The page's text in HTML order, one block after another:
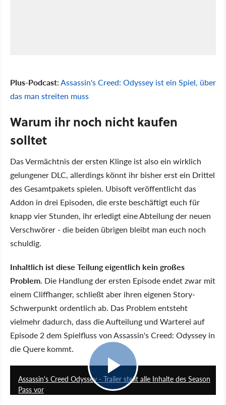
Plus-Podcast:Assassin's Creed: Odyssey ist ein Spiel, über
das man streiten muss
Warum ihr noch nicht kaufen
solltet
Das Vermächtnis der ersten Klinge ist also ein wirklich
gelungener DLC, allerdings könnt ihr bisher erst ein Drittel
des Gesamtpakets spielen. Ubisoft veröffentlicht das
Addon in drei Episoden, die erste beschäftigt euch für
knapp vier Stunden, ihr erledigt eine Abteilung der neuen
Verschwörer - die beiden übrigen bleibt man euch noch
schuldig.
Inhaltlich ist diese Teilung eigentlich kein großes
Problem. Die Handlung der ersten Episode endet zwar mit
einem Cliffhanger, schließt aber ihren eigenen Story-
Schwerpunkt ordentlich ab. Das Problem entsteht
vielmehr dadurch, dass die Aufteilung und Warterei auf
Episode 2 dem Spielfluss von Assassin's Creed: Odyssey in
die Quere kommt.
Assassin's Creed Odyssey - Trailer stellt alle Inhalte des Season
Pass vor